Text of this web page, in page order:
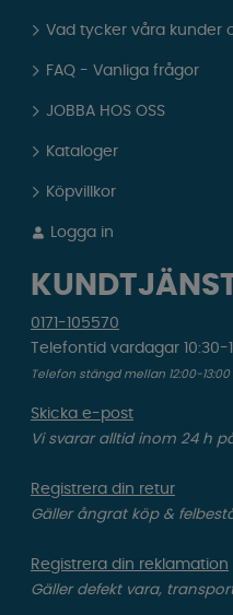
Vad tycker våra kunder
FAQ - Vanliga frågor
JOBBA HOS OSS
Kataloger
Köpvillkor
Logga in
0171-105570
Telefontid vardagar 10:30-
Telefon stängd mellan 12:00-13:00
Skicka e-post
Vi svarar alltid inom 24 h
Registrera din retur
Gäller ångrat köp &
Registrera din reklamation
Gäller defekt vara,